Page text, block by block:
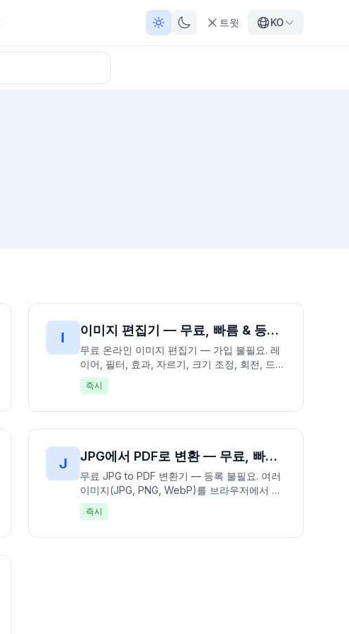
트윗 KO
I 이미지 편집기 — 무료, 빠름 & 등록 불필요 | 사진 즉시 편집
무료 온라인 이미지 편집기 — 가입 불필요. 레
이어, 필터, 효과, 자르기, 크기 조정, 회전, 드로
잉 도구로 사진 편집. 100% 무료, 업로드 없이
브라우저에서 완전히 작동. 복잡성 없이 전문
즉시
J JPG에서 PDF로 변환 — 무료, 빠름 & 등록 불필요 | 이미지를 PDF로 즉시 변환
무료 JPG to PDF 변환기 — 등록 불필요. 여러
이미지(JPG, PNG, WebP)를 브라우저에서 단
일 PDF 문서로 직접 변환. 페이지 순서, 크기,
여백 설정 지원. 100% 무료, 브라우저에서 완
즉시